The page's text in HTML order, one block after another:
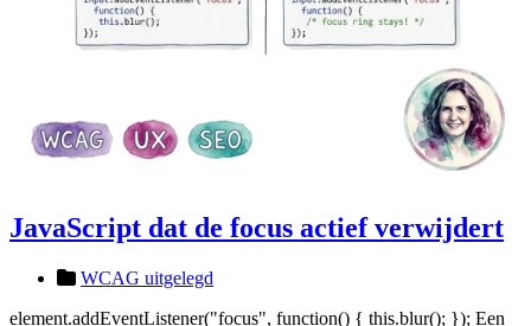
JavaScript dat de focus actief verwijdert
WCAG uitgelegd
element.addEventListener("focus", function() { this.blur(); }); Een